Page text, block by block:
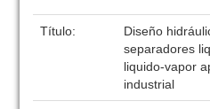
Título:
Diseño
separadores
liquido-vapor
industrial